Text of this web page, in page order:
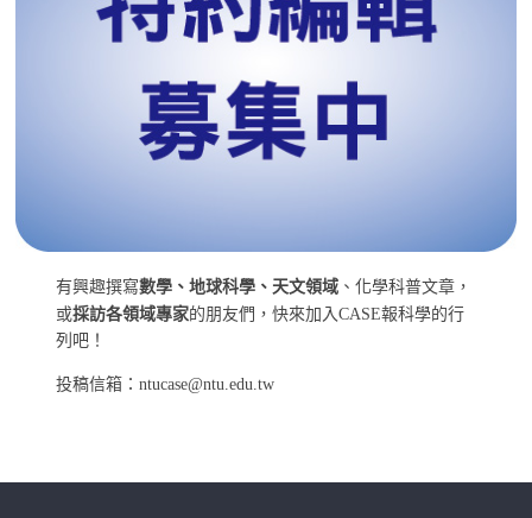
有興趣撰寫數學、地球科學、天文領域 、化學科普文章，
或採訪各領域專家的朋友們，快來加入CASE報科學的行
列吧！
投稿信箱：ntucase@ntu.edu.tw